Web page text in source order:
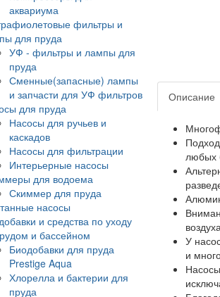
аквариума
фильтры и
для пруда
УФ - фильтры и лампы для
пруда
Сменные(запасные) лампы
и запчасти для УФ фильтров
для пруда
Насосы для ручьев и
каскадов
Насосы для фильтрации
Интерьерные насосы
для водоема
Скиммер для пруда
насосы
и средства по уходу
и бассейном
Биодобавки для пруда
Prestige Aqua
Хлорелла и бактерии для
пруда
Описание
любых
У
и